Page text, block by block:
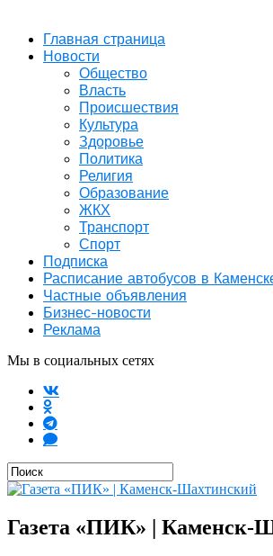
Главная страница
Новости
Общество
Власть
Происшествия
Культура
Здоровье
Политика
Религия
Образование
ЖКХ
Транспорт
Спорт
Подписка
Расписание автобусов в
Частные объявления
Бизнес-новости
Реклама
Мы в социальных сетях
Газета «ПИК» | Каменск-